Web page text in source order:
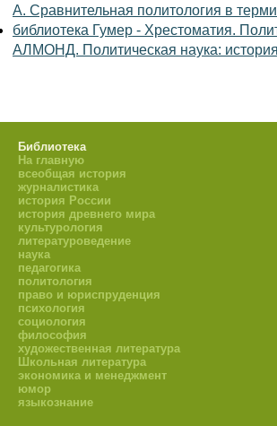
А. Сравнительная политология в
библиотека Гумер - Хрестоматия.
АЛМОНД. Политическая наука:
Библиотека
На главную
всеобщая история
журналистика
история России
история древнего мира
культурология
литературоведение
наука
педагогика
политология
право и юриспруденция
психология
социология
философия
художественная литература
Школьная литература
экономика и менеджмент
юмор
языкознание